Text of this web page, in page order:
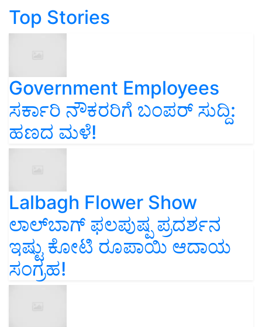
Top Stories
Government Employees
ಸರ್ಕಾರಿ ನೌಕರರಿಗೆ ಬಂಪರ್‌ ಸುದ್ದಿ:
ಹಣದ ಮಳೆ!
Lalbagh Flower Show
ಲಾಲ್‌ಬಾಗ್ ಫಲಪುಷ್ಪ ಪ್ರದರ್ಶನ
ಇಷ್ಟು ಕೋಟಿ ರೂಪಾಯಿ ಆದಾಯ
ಸಂಗ್ರಹ!